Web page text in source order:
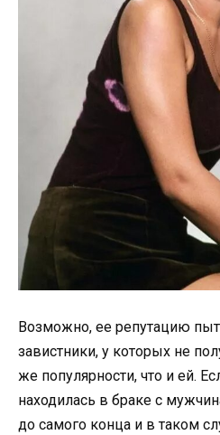
Возможно, ее репутацию
завистники, у которых не
же популярности, что и ей.
находилась в браке с
до самого конца и в таком